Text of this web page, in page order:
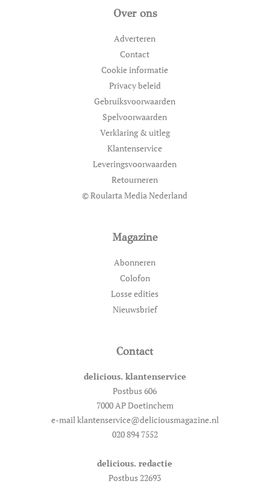
Over ons
Adverteren
Contact
Cookie informatie
Privacy beleid
Gebruiksvoorwaarden
Spelvoorwaarden
Verklaring & uitleg
Klantenservice
Leveringsvoorwaarden
Retourneren
© Roularta Media Nederland
Magazine
Abonneren
Colofon
Losse edities
Nieuwsbrief
Contact
delicious. klantenservice
Postbus 606
7000 AP Doetinchem
e-mail klantenservice@deliciousmagazine.nl
020 894 7552
delicious. redactie
Postbus 22693